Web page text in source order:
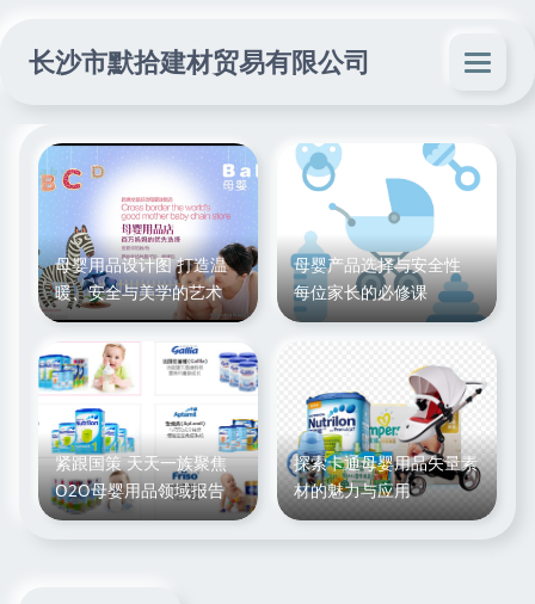
长沙市默拾建材贸易有限公司
母婴用品设计图 打造温
暖、安全与美学的艺术
母婴产品选择与安全性
每位家长的必修课
紧跟国策 天天一族聚焦
O2O母婴用品领域报告
探索卡通母婴用品矢量素
材的魅力与应用